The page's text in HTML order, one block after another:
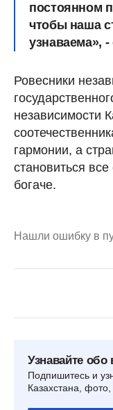
постоянном
чтобы наша
узнаваема», -
Ровесники
независимости
гармонии, а
становиться
богаче.
Нашли ошибку в
Узнавайте
Подпишитесь и
Казахстана,